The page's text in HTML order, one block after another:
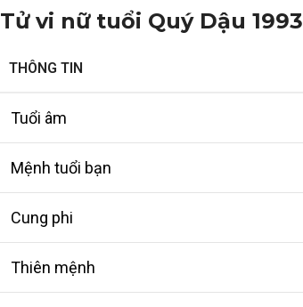
Tử vi nữ tuổi Quý Dậu 1993
THÔNG TIN
Tuổi âm
Mệnh tuổi bạn
Cung phi
Thiên mệnh